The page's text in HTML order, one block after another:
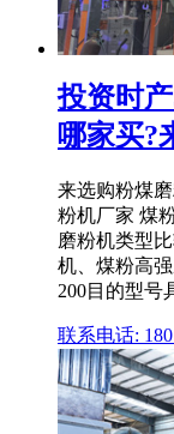
投资时
哪家买?
来选购粉煤
粉机厂家 煤
磨粉机类型
机、煤粉高
200目的型号
联系电话: 180